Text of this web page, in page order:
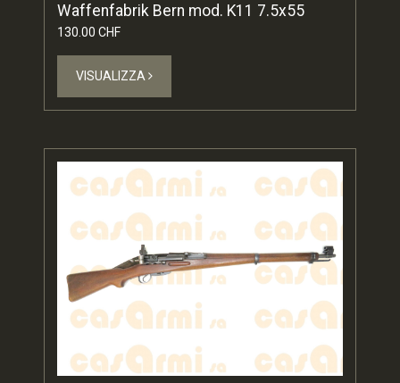
Waffenfabrik Bern mod. K11 7.5x55
130.00 CHF
VISUALIZZA